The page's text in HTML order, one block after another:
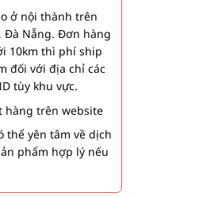
ở nội thành trên
Đà Nẵng. Đơn hàng
10km thì phí ship
đối với địa chỉ các
tùy khu vực.
hàng trên website
thể yên tâm về dịch
phẩm hợp lý nếu